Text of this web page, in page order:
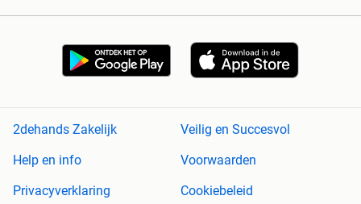
2dehands Zakelijk
Veilig en Succesvol
Help en info
Voorwaarden
Privacyverklaring
Cookiebeleid